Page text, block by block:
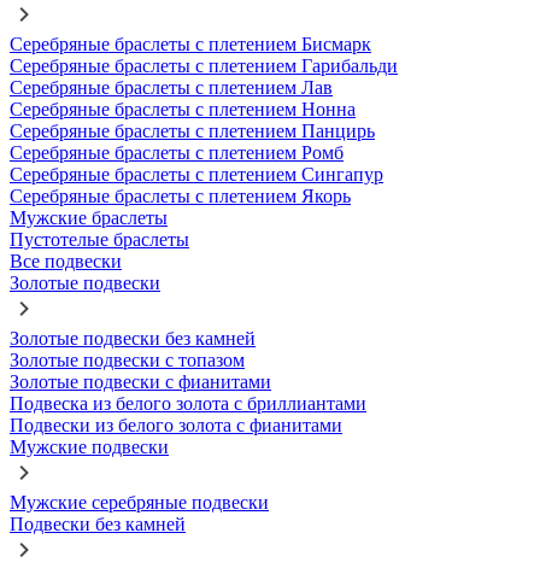
Серебряные браслеты с плетением Бисмарк
Серебряные браслеты с плетением Гарибальди
Серебряные браслеты с плетением Лав
Серебряные браслеты с плетением Нонна
Серебряные браслеты с плетением Панцирь
Серебряные браслеты с плетением Ромб
Серебряные браслеты с плетением Сингапур
Серебряные браслеты с плетением Якорь
Мужские браслеты
Пустотелые браслеты
Все подвески
Золотые подвески
Золотые подвески без камней
Золотые подвески с топазом
Золотые подвески с фианитами
Подвеска из белого золота с бриллиантами
Подвески из белого золота с фианитами
Мужские подвески
Мужские серебряные подвески
Подвески без камней